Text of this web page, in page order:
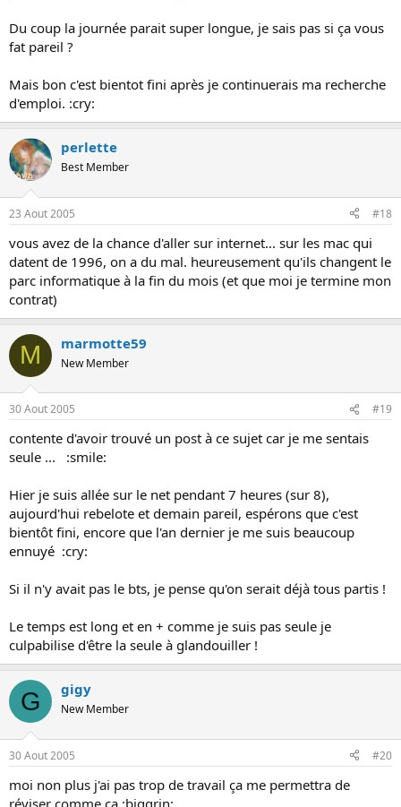
Du coup la journée parait super longue, je sais pas si ça vous
fat pareil ?
Mais bon c'est bientot fini après je continuerais ma recherche
d'emploi. :cry:
perlette
Best Member
23 Aout 2005 #18
vous avez de la chance d'aller sur internet... sur les mac qui
datent de 1996, on a du mal. heureusement qu'ils changent le
parc informatique à la fin du mois (et que moi je termine mon
contrat)
M marmotte59
New Member
30 Aout 2005 #19
contente d'avoir trouvé un post à ce sujet car je me sentais
seule ... :smile:
Hier je suis allée sur le net pendant 7 heures (sur 8),
aujourd'hui rebelote et demain pareil, espérons que c'est
bientôt fini, encore que l'an dernier je me suis beaucoup
ennuyé :cry:
Si il n'y avait pas le bts, je pense qu'on serait déjà tous partis !
Le temps est long et en + comme je suis pas seule je
culpabilise d'être la seule à glandouiller !
G gigy
New Member
30 Aout 2005 #20
moi non plus j'ai pas trop de travail ça me permettra de
réviser comme ça :biggrin: